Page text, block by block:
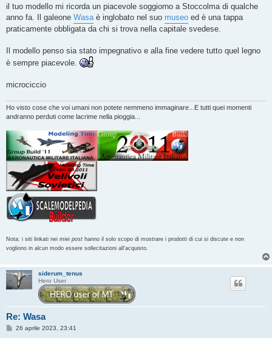
g
i
o
il tuo modello mi ricorda un piacevole soggiorno a Stoccolma di qualche
anno fa. Il galeone Wasa è inglobato nel suo museo ed è una tappa
praticamente obbligata da chi si trova nella capitale svedese.
Il modello penso sia stato impegnativo e alla fine vedere tutto quel legno
è sempre piacevole.
microciccio
Ho visto cose che voi umani non potete nemmeno immaginare...E tutti quei momenti
andranno perduti come lacrime nella pioggia...
Nota: i siti linkati nei miei post hanno il solo scopo di mostrare i prodotti di cui si discute e non
vogliono in alcun modo essere sollecitazioni all'acquisto.
siderum_tenus
Hero User
Re: Wasa
M26 aprile 2023, 23:41